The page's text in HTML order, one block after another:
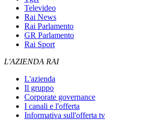
Televideo
Rai News
Rai Parlamento
GR Parlamento
Rai Sport
L'AZIENDA RAI
L'azienda
Il gruppo
Corporate governance
I canali e l'offerta
Informativa sull'offerta tv